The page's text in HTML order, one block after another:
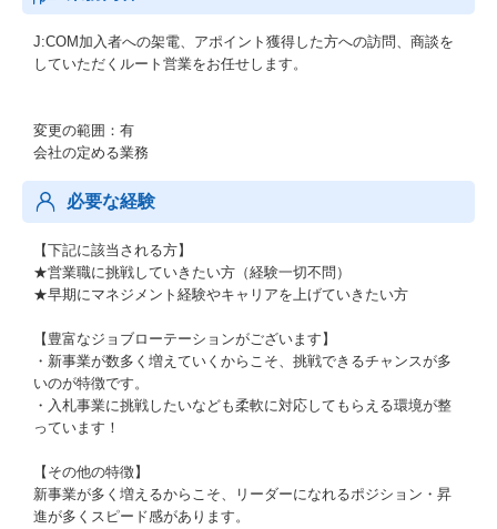
J:COM加入者への架電、アポイント獲得した方への訪問、商談を
していただくルート営業をお任せします。
変更の範囲：有
会社の定める業務
必要な経験
【下記に該当される方】
★営業職に挑戦していきたい方（経験一切不問）
★早期にマネジメント経験やキャリアを上げていきたい方
【豊富なジョブローテーションがございます】
・新事業が数多く増えていくからこそ、挑戦できるチャンスが多
いのが特徴です。
・入札事業に挑戦したいなども柔軟に対応してもらえる環境が整
っています！
【その他の特徴】
新事業が多く増えるからこそ、リーダーになれるポジション・昇
進が多くスピード感があります。